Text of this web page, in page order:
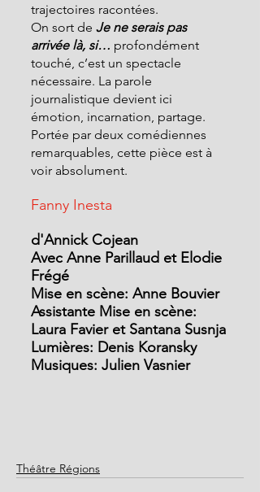
trajectoires racontées.
On sort de Je ne serais pas
arrivée là, si… profondément
touché, c’est un spectacle
nécessaire. La parole
journalistique devient ici
émotion, incarnation, partage.
Portée par deux comédiennes
remarquables, cette pièce est à
voir absolument.
Fanny Inesta
d'Annick Cojean
Avec Anne Parillaud et Elodie
Frégé
Mise en scène: Anne Bouvier
Assistante Mise en scène:
Laura Favier et Santana Susnja
Lumières: Denis Koransky
Musiques: Julien Vasnier
Théâtre Régions